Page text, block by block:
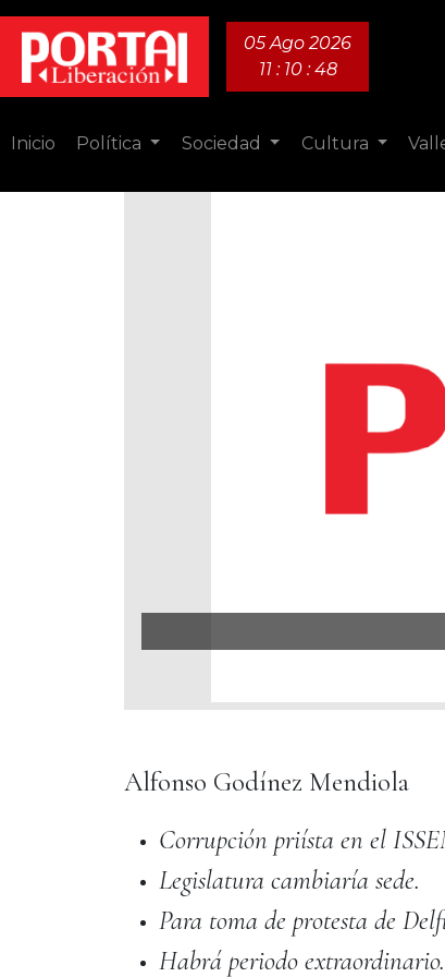
05 Ago 2026
11 : 10 : 49
Inicio Política Sociedad Cultura
Alfonso Godínez Mendiola
Corrupción priísta en el
Legislatura cambiaría sede.
Para toma de protesta de
Habrá periodo extraordinario.